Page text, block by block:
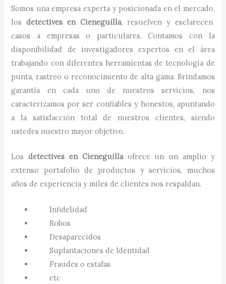
Somos una empresa experta y posicionada en el mercado,
losdetectivesenCieneguilla, resuelven y esclarecen
casos a empresas o particulares. Contamos con la
disponibilidad de investigadores expertos en el área
trabajando con diferentes herramientas de tecnología de
punta, rastreo o reconocimiento de alta gama. Brindamos
garantía en cada uno de nuestros servicios, nos
caracterizamos por ser confiables y honestos, apuntando
a la satisfacción total de nuestros clientes, siendo
ustedes nuestro mayor objetivo.
Losdetectives en Cieneguilla ofrece un un amplio y
extenso portafolio de productos y servicios, muchos
años de experiencia y miles de clientes nos respaldan.
Infidelidad
Robos
Desaparecidos
Suplantaciones de Identidad
Fraudes o estafas
etc